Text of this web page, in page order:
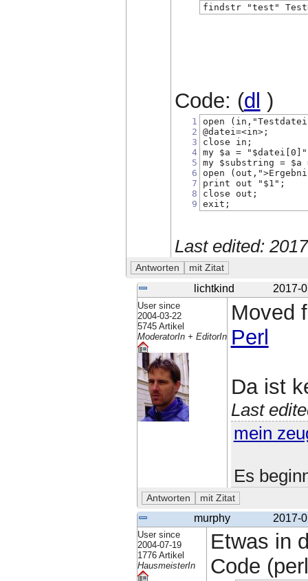
findstr "test"
Code: (dl )
1
2
3
4
5
6
7
8
9
open
@datei=<in>;
close in;
my $a =
my $substring = $a
open
print out "$1";
close out;
exit;
Last edited:
lichtkind 2017-
User since
2004-03-22
5745 Artikel
ModeratorIn + EditorIn
Moved
Perl
Da ist
Last
mein
Es
murphy 2017-
User since
2004-07-19
1776 Artikel
HausmeisterIn
Etwas in
Code